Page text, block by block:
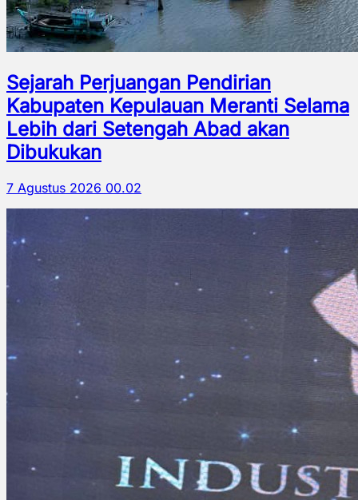
Sejarah Perjuangan Pendirian
Kabupaten Kepulauan Meranti Selama
Lebih dari Setengah Abad akan
Dibukukan
7 Agustus 2026 00.02